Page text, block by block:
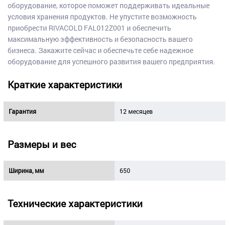
оборудование, которое поможет поддерживать идеальные
условия хранения продуктов. Не упустите возможность
приобрести RIVACOLD FAL012Z001 и обеспечить
максимальную эффективность и безопасность вашего
бизнеса. Закажите сейчас и обеспечьте себе надежное
оборудование для успешного развития вашего предприятия.
Краткие характеристики
Гарантия 12 месяцев
Размеры и вес
Ширина, мм 650
Технические характеристики